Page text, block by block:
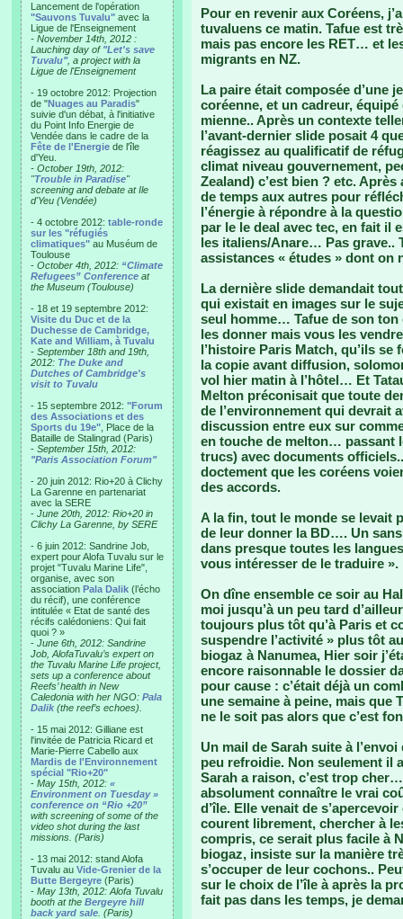
Lancement de l'opération
"Sauvons Tuvalu" avec la
Ligue de l'Enseignement
- November 14th, 2012 :
Lauching day of "Let's save
Tuvalu", a project with la
Ligue de l'Enseignement
- 19 octobre 2012: Projection
de "Nuages au Paradis"
suivie d'un débat, à l'initiative
du Point Info Energie de
Vendée dans le cadre de la
Fête de l'Energie de l'île
d'Yeu.
- October 19th, 2012:
"Trouble in Paradise"
screening and debate at Ile
d'Yeu (Vendée)
- 4 octobre 2012: table-ronde
sur les "réfugiés
climatiques" au Muséum de
Toulouse
- October 4th, 2012: “Climate
Refugees” Conference at
the Museum (Toulouse)
- 18 et 19 septembre 2012:
Visite du Duc et de la
Duchesse de Cambridge,
Kate and William, à Tuvalu
- September 18th and 19th,
2012: The Duke and
Dutches of Cambridge's
visit to Tuvalu
- 15 septembre 2012: "Forum
des Associations et des
Sports du 19e" , Place de la
Bataille de Stalingrad (Paris)
- September 15th, 2012:
"Paris Association Forum"
- 20 juin 2012: Rio+20 à Clichy
La Garenne en partenariat
avec la SERE
- June 20th, 2012: Rio+20 in
Clichy La Garenne, by SERE
- 6 juin 2012: Sandrine Job,
expert pour Alofa Tuvalu sur le
projet "Tuvalu Marine Life",
organise, avec son
association Pala Dalik (l’écho
du récif), une conférence
intitulée « Etat de santé des
récifs calédoniens: Qui fait
quoi ? »
- June 6th, 2012: Sandrine
Job, AlofaTuvalu’s expert on
the Tuvalu Marine Life project,
sets up a conference about
Reefs’ health in New
Caledonia with her NGO: Pala
Dalik (the reef’s echoes).
- 15 mai 2012: Gilliane est
l'invitée de Patricia Ricard et
Marie-Pierre Cabello aux
Mardis de l'Environnement
spécial "Rio+20"
- May 15th, 2012: «
Environment on Tuesday »
conference on “Rio +20”
with screening of some of the
video shot during the last
missions. (Paris)
- 13 mai 2012: stand Alofa
Tuvalu au Vide-Grenier de la
Butte Bergeyre (Paris)
- May 13th, 2012: Alofa Tuvalu
booth at the Bergeyre hill
back yard sale . (Paris)
Pour en revenir aux Coréens,
tuvaluens ce matin. Tafue est
mais pas encore les RET… et
migrants en NZ.
La paire était composée d’une
coréenne, et un cadreur,
mienne.. Après un contexte
l’avant-dernier slide posait 4
réagissez au qualificatif de
climat niveau gouvernement,
Zealand) c’est bien ? etc.
de temps aux autres pour
l’énergie à répondre à la
par le le deal avec tec, en fait il
les italiens/Anare… Pas grave..
assistances « études » dont on
La dernière slide demandait
qui existait en images sur le
seul homme… Tafue de son ton
les donner mais vous les
l’histoire Paris Match, qu’ils
la copie avant diffusion,
vol hier matin à l’hôtel… Et
Melton préconisait que toute
de l’environnement qui devrait
discussion entre eux sur
en touche de melton… passant
trucs) avec documents
doctement que les coréens
des accords.
A la fin, tout le monde se levait
de leur donner la BD…. Un
dans presque toutes les
vous intéresser de le traduire
On dîne ensemble ce soir au
moi jusqu’à un peu tard
toujours plus tôt qu’à Paris et
suspendre l’activité » plus tôt
biogaz à Nanumea, Hier soir
encore raisonnable le dossier
pour cause : c’était déjà un
une semaine à peine, mais que
ne le soit pas alors que c’est
Un mail de Sarah suite à
peu refroidie. Non seulement il
Sarah a raison, c’est trop
absolument connaître le vrai
d’île. Elle venait de
courent librement, chercher à
compris, ce serait plus facile à
biogaz, insiste sur la manière
s’occuper de leur cochons..
sur le choix de l’île à après la
fait pas dans les temps, je